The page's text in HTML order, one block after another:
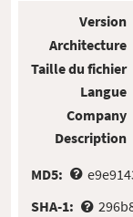
Version
Architecture
Taille du fichier
Langue
Company
Description
MD5:
SHA-1: